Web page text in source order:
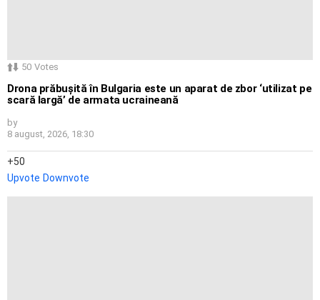
50 Votes
Drona prăbușită în Bulgaria este un aparat de zbor ‘utilizat pe
scară largă’ de armata ucraineană
by
8 august, 2026, 18:30
50
Upvote Downvote